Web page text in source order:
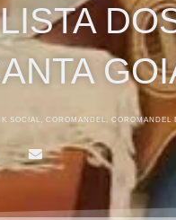
SOCIAL,COROMANDEL ,COROMANDEL